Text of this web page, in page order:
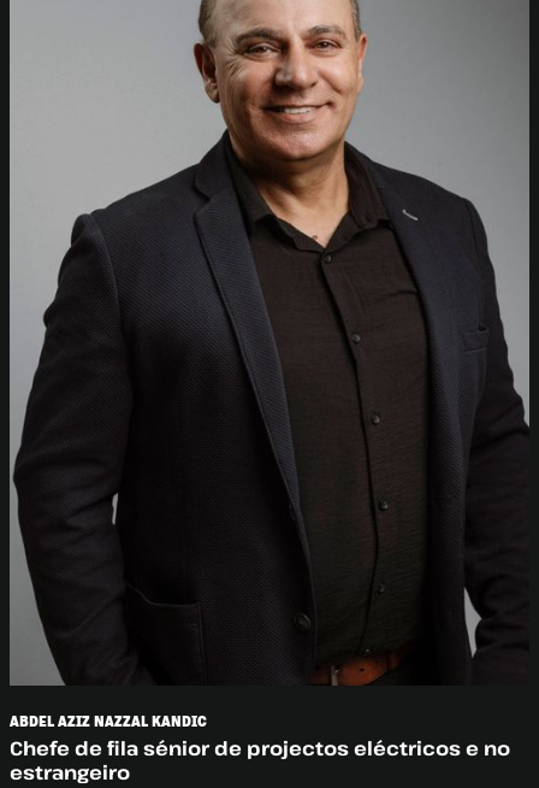
ABDEL AZIZ NAZZAL KANDIC
Chefe de fila sénior de projectos eléctricos e no
estrangeiro